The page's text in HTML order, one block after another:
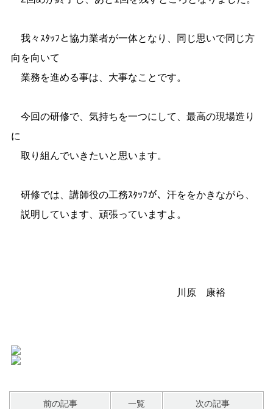
我々ｽﾀｯﾌと協力業者が一体となり、同じ思いで同じ方
向を向いて
業務を進める事は、大事なことです。
今回の研修で、気持ちを一つにして、最高の現場造り
に
取り組んでいきたいと思います。
研修では、講師役の工務ｽﾀｯﾌが、汗ををかきながら、
説明しています、頑張っていますよ。
川原 康裕
前の記事 一覧 次の記事